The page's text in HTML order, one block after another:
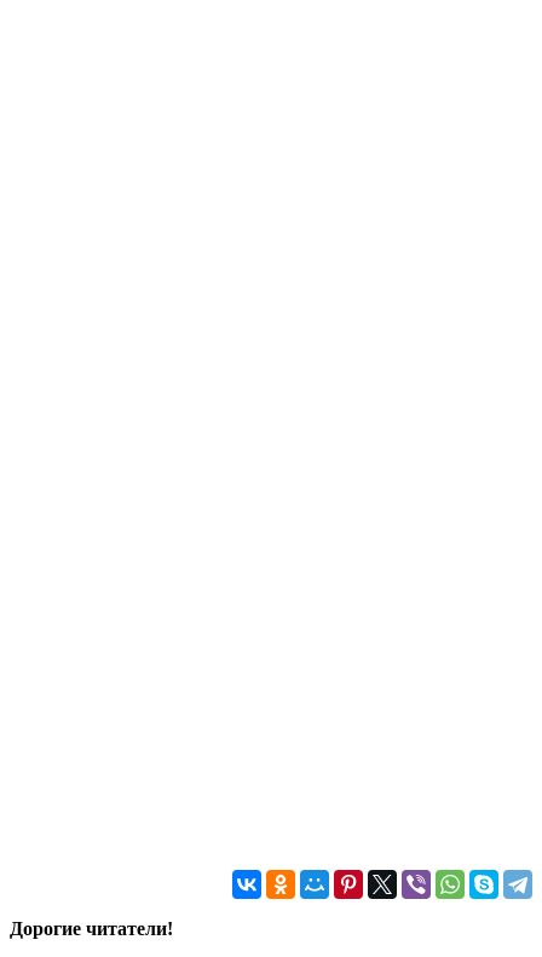
Дорогие читатели!